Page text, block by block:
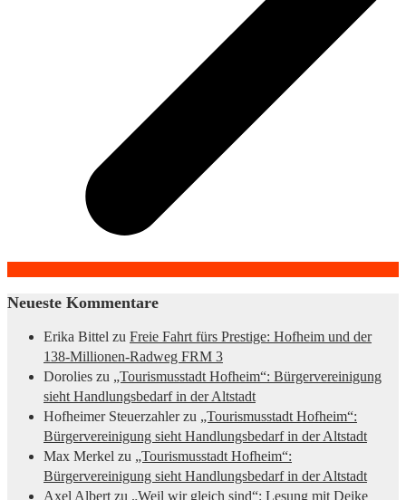
Neueste Kommentare
Erika Bittel zu Freie Fahrt fürs Prestige: Hofheim und der
138-Millionen-Radweg FRM 3
Dorolies zu „Tourismusstadt Hofheim“: Bürgervereinigung
sieht Handlungsbedarf in der Altstadt
Hofheimer Steuerzahlerzu „Tourismusstadt Hofheim“:
Bürgervereinigung sieht Handlungsbedarf in der Altstadt
Max Merkel zu „Tourismusstadt Hofheim“:
Bürgervereinigung sieht Handlungsbedarf in der Altstadt
Axel Albert zu „Weil wir gleich sind“: Lesung mit Deike